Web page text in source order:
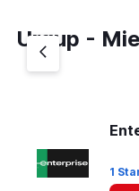
Urgup -
1